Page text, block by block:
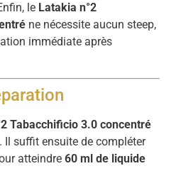
le Latakia n°2
ne nécessite aucun steep,
immédiate après
2 Tabacchificio 3.0 concentré
Il suffit ensuite de compléter
atteindre 60 ml de liquide